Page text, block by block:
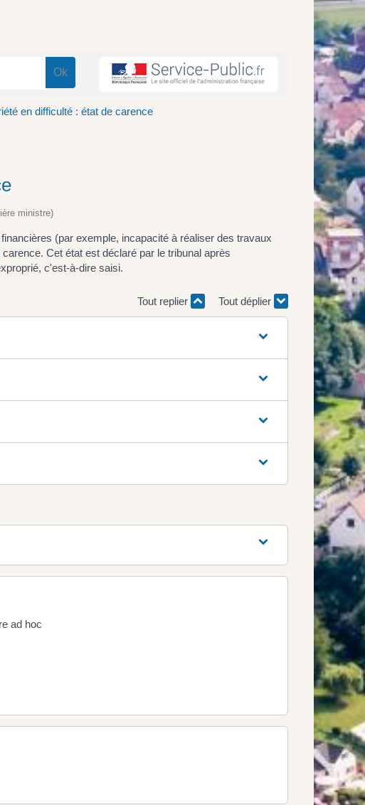
en difficulté : état de carence
ministre)
(par exemple, incapacité à réaliser des travaux
Cet état est déclaré par le tribunal après
c'est-à-dire saisi.
Tout replier Tout déplier
ad hoc